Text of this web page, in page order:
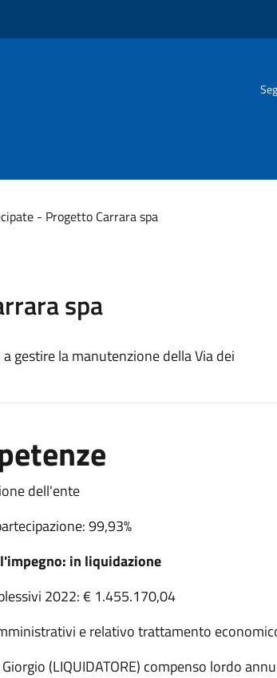
- Progetto Carrara spa
spa
gestire la manutenzione della Via dei
dell'ente
99,93%
in liquidazione
2022:€ 1.455.170,04
e relativo trattamento
(LIQUIDATORE) compenso lordo